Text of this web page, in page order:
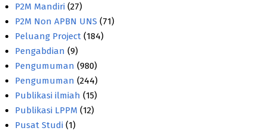
P2M Mandiri (27)
P2M Non APBN UNS (71)
Peluang Project (184)
Pengabdian (9)
Pengumuman (980)
Pengumuman (244)
Publikasi ilmiah (15)
Publikasi LPPM (12)
Pusat Studi (1)